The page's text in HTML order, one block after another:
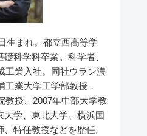
生まれ。都立西高等学
科学科卒業。科学者、
工業入社。同社ウラン濃
工業大学工学部教授．
教授、2007年中部大学教
学、東北大学、横浜国
特任教授などを歴任。